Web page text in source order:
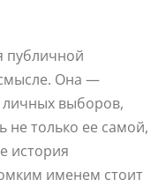
публичной
Она —
выборов,
не только ее самой,
история
именем стоит